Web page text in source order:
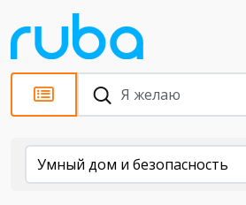
Каталог
Умный дом и безопасность